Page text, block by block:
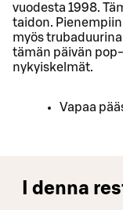
vuodesta 1998.
taidon.
myös
tämän päivän
nykyiskelmät.
Vapaa
I denna